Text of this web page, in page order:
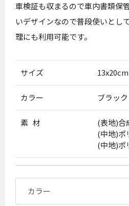
車検証も収まるので車内書類保
いデザインなので普段使いとし
理にも利用可能です。
サイズ 13x20cm
カラー ブラッ
素 材
(表地)合
(中地)ポ
(中地)ポ